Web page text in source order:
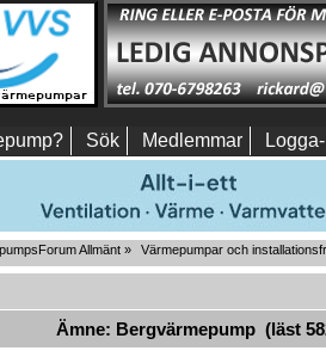
Sök Medlemmar
Allmänt » Värmepumpar och
Ämne: Bergvärmepump (läst